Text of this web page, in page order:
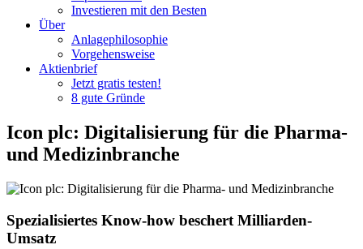
Investieren mit den Besten
Über
Anlagephilosophie
Vorgehensweise
Aktienbrief
Jetzt gratis testen!
8 gute Gründe
Icon plc: Digitalisierung für die Pharma-
und Medizinbranche
Spezialisiertes Know-how beschert Milliarden-
Umsatz